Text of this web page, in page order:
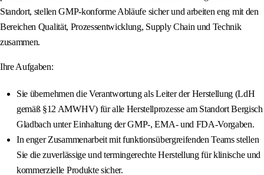
Standort, stellen GMP-konforme Abläufe sicher und arbeiten eng mit den
Bereichen Qualität, Prozessentwicklung, Supply Chain und Technik
zusammen.
Ihre Aufgaben:
Sie übernehmen die Verantwortung als Leiter der Herstellung (LdH
gemäß §12 AMWHV) für alle Herstellprozesse am Standort Bergisch
Gladbach unter Einhaltung der GMP‑, EMA‑ und FDA‑Vorgaben.
In enger Zusammenarbeit mit funktionsübergreifenden Teams stellen
Sie die zuverlässige und termingerechte Herstellung für klinische und
kommerzielle Produkte sicher.